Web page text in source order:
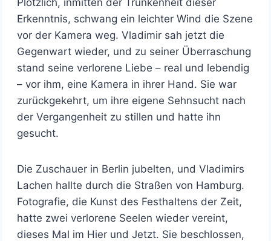
Erkenntnis, schwang ein leichter Wind die Szene
vor der Kamera weg. Vladimir sah jetzt die
Gegenwart wieder, und zu seiner Überraschung
stand seine verlorene Liebe – real und lebendig
– vor ihm, eine Kamera in ihrer Hand. Sie war
zurückgekehrt, um ihre eigene Sehnsucht nach
der Vergangenheit zu stillen und hatte ihn
gesucht.
Die Zuschauer in Berlin jubelten, und Vladimirs
Lachen hallte durch die Straßen von Hamburg.
Fotografie, die Kunst des Festhaltens der Zeit,
hatte zwei verlorene Seelen wieder vereint,
dieses Mal im Hier und Jetzt. Sie beschlossen,